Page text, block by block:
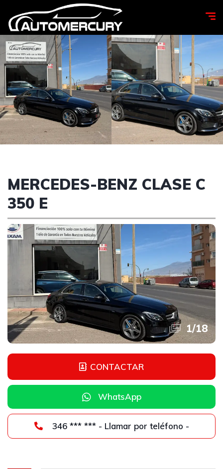
MERCEDES-BENZ CLASE C
350 E
1/18
CONTACTAR
WhatsApp
346 *** *** - Llamar por teléfono -